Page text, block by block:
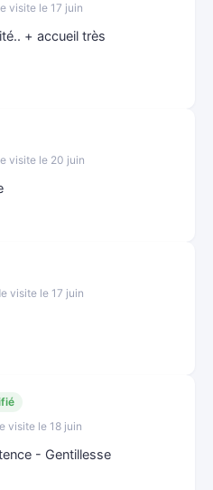
visite le 17 juin
+ accueil très
visite le 20 juin
visite le 17 juin
visite le 18 juin
- Gentillesse